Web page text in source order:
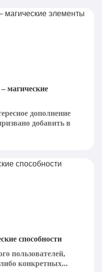
магические
дополнение
добавить в
способности
пользователей,
конкретных...